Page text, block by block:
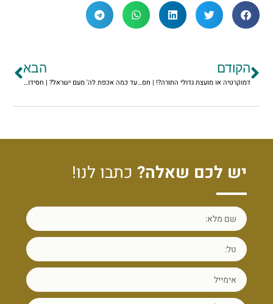
הקודם
דמוקרטיה או מועצת גדולי התורה?! | חסידות לפרשת ויגש תשפ"ג
הבא
עד כמה אכפת לה' מעם ישראל? | חסידות לפרשת שמות תשפ"ג
יש לכם שאלה? כתבו לנו!